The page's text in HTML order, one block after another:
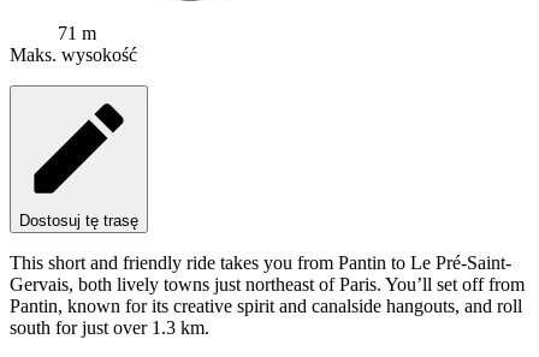
71 m
Maks. wysokość
Dostosuj tę trasę
This short and friendly ride takes you from Pantin to Le Pré-Saint-
Gervais, both lively towns just northeast of Paris. You’ll set off from
Pantin, known for its creative spirit and canalside hangouts, and roll
south for just over 1.3 km.